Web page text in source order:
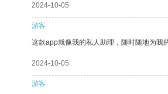
2024-10-05
游客
这款app就像我的私人助理，随时随地为我
2024-10-05
游客